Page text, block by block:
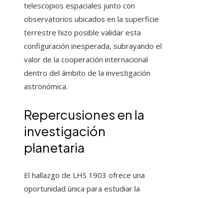
telescopios espaciales junto con
observatorios ubicados en la superficie
terrestre hizo posible validar esta
configuración inesperada, subrayando el
valor de la cooperación internacional
dentro del ámbito de la investigación
astronómica.
Repercusiones en la
investigación
planetaria
El hallazgo de LHS 1903 ofrece una
oportunidad única para estudiar la